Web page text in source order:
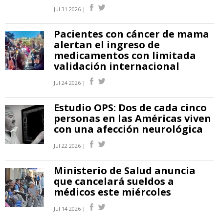
Jul 31 2026 |
Pacientes con cáncer de mama
alertan el ingreso de
medicamentos con limitada
validación internacional
Jul 24 2026 |
Estudio OPS: Dos de cada cinco
personas en las Américas viven
con una afección neurológica
Jul 22 2026 |
Ministerio de Salud anuncia
que cancelará sueldos a
médicos este miércoles
Jul 14 2026 |